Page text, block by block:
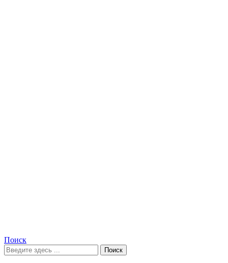
Поиск
Поиск